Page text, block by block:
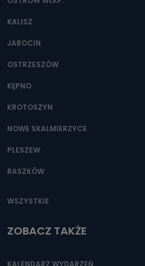
Można to zrobić pod numerem
e-mailowo pod adresem:
KALISZ
JAROCIN
OSTRZESZÓW
KĘPNO
KROTOSZYN
NOWE SKALMIERZYCE
PLESZEW
RASZKÓW
WSZYSTKIE
ZOBACZ TAKŻE
KALENDARZ WYDARZEŃ